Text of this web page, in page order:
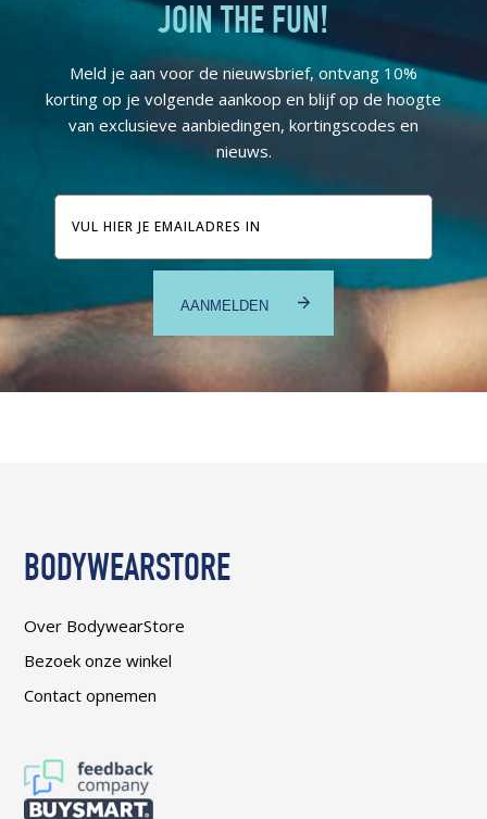
JOIN THE FUN!
Meld je aan voor de nieuwsbrief, ontvang 10%
korting op je volgende aankoop en blijf op de hoogte
van exclusieve aanbiedingen, kortingscodes en
nieuws.
E-
mailadres
BODYWEARSTORE
Over BodywearStore
Bezoek onze winkel
Contact opnemen